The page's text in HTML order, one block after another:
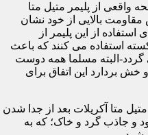
از پلیمر متیل متا
بالایی از خود نشان
از این پلیمر از
استفاده می کنند که باعث
البته مسلما همه دوست
خش بردارد این اتفاق برای
متا آکریلات بعد از جدا شدن
و جاذب گرد و خاک؛ که به